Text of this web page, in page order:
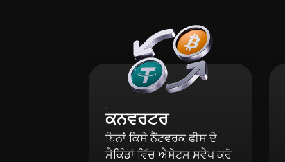
ਕਨਵਰਟਰ
ਬਿਨਾਂ ਕਿਸੇ ਨੈੱਟਵਰਕ ਫੀਸ ਦੇ
ਸੈਕਿੰਡਾਂ ਵਿੱਚ ਐਸੇਟਸ ਸਵੈਪ ਕਰੋ